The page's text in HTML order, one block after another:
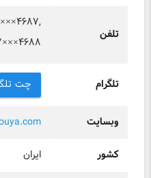
تلفن
۰۲۱-
۰۲۱-
تلگرام چت
وبسایت
کشور ایران